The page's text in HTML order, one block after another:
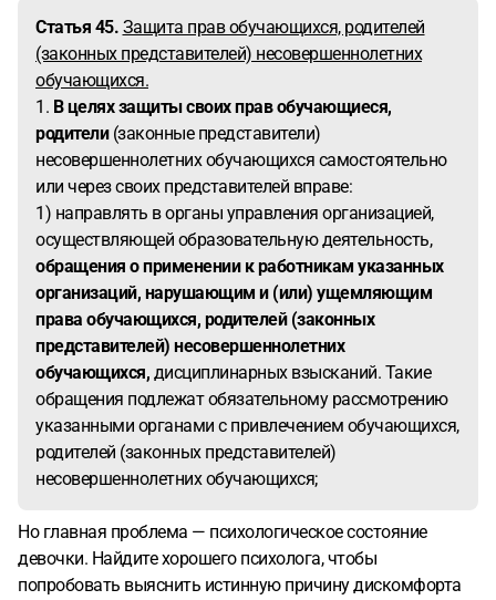
Статья 45. Защита прав обучающихся, родителей
(законных представителей) несовершеннолетних
обучающихся.
1. В целях защиты своих прав обучающиеся,
родители(законные представители)
несовершеннолетних обучающихся самостоятельно
или через своих представителей вправе:
1) направлять в органы управления организацией,
осуществляющей образовательную деятельность,
обращения о применении к работникам указанных
организаций, нарушающим и (или) ущемляющим
права обучающихся, родителей (законных
представителей) несовершеннолетних
обучающихся, дисциплинарных взысканий. Такие
обращения подлежат обязательному рассмотрению
указанными органами с привлечением обучающихся,
родителей (законных представителей)
несовершеннолетних обучающихся;
Но главная проблема — психологическое состояние
девочки. Найдите хорошего психолога, чтобы
попробовать выяснить истинную причину дискомфорта